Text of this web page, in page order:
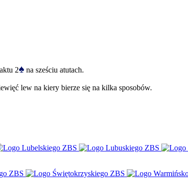
2♠ na sześciu atutach.
lew na kiery bierze się na kilka sposobów.